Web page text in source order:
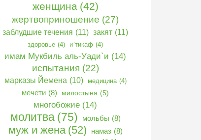
женщина (42)
жертвоприношение (27)
заблудшие течения (11) закят (11)
здоровье (4) и`тикаф (4)
имам Мукбиль аль-Уади`и (14)
испытания (22)
марказы Йемена (10) медицина (4)
мечети (8) милостыня (5)
многобожие (14)
молитва (75) мольбы (8)
муж и жена (52) намаз (8)